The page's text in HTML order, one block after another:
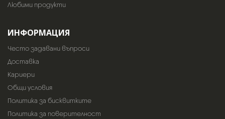
Любими продукти
ИНФОРМАЦИЯ
Често задавани въпроси
Доставка
Кариери
Общи условия
Политика за бисквитките
Политика за поверителност